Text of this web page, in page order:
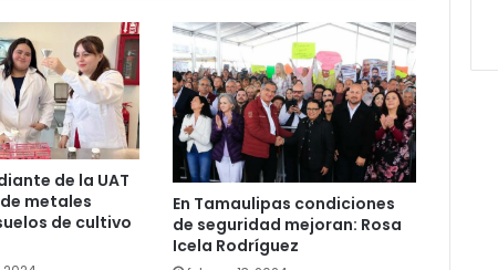
de la UAT
metales
de cultivo
En Tamaulipas condiciones
de seguridad mejoran: Rosa
Icela Rodríguez